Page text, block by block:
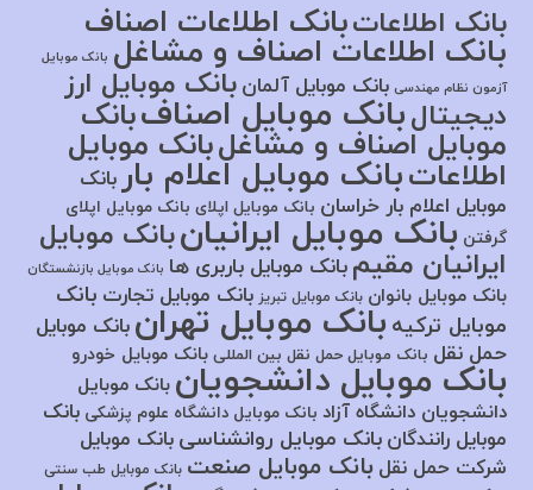
بانک اطلاعاتبانک اطلاعات اصناف
بانک اطلاعات اصناف و مشاغل بانک موبایل
آزمون نظام مهندسی بانک موبایل آلمان بانک موبایل ارز
دیجیتالبانک موبایل اصنافبانک
موبایل اصناف و مشاغلبانک موبایل
اطلاعاتبانک موبایل اعلام بار بانک
موبایل اعلام بار خراسان بانک موبایل اپلای بانک موبایل اپلای
گرفتن بانک موبایل ایرانیانبانک موبایل
ایرانیان مقیم بانک موبایل باربری ها بانک موبایل بازنشستگان
بانک موبایل بانوان بانک موبایل تبریز بانک موبایل تجارت بانک
موبایل ترکیه بانک موبایل تهران بانک موبایل
حمل نقل بانک موبایل حمل نقل بین المللی بانک موبایل خودرو
بانک موبایل دانشجویان بانک موبایل
دانشجویان دانشگاه آزاد بانک موبایل دانشگاه علوم پزشکی بانک
موبایل رانندگان بانک موبایل روانشناسی بانک موبایل
شرکت حمل نقل بانک موبایل صنعت بانک موبایل طب سنتی